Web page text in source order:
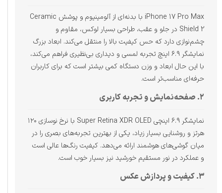
iPhone 17 Pro Max با بدنه‌ای از آلومینیوم و پوشش Ceramic
Shield 2 در جلو و عقب، طراحی بسیار لوکس، مقاوم و
چشم‌نوازی دارد که حس کیفیت بالا را منتقل می‌کند. ابعاد بزرگ
نمایشگر ۶.۹ اینچ تجربه لمسی و دیداری بی‌نظیری فراهم می‌کند،
با این حال ابعاد و وزن دستگاه کمی بیشتر است که برای کاربران
حرفه‌ای مناسب‌تر است.
۲. صفحه‌نمایش و تجربه کاربری
نمایشگر ۶.۹ اینچی Super Retina XDR OLED با نرخ نوسازی ۱۲۰
هرتز و روشنایی بسیار زیاد، یکی از بهترین تجربه‌های بصری را در
میان گوشی‌های هوشمند ارائه می‌دهد. کیفیت رنگ‌ها عالی است
و عملکرد در نور مستقیم خورشید نیز بسیار خوب است.
۳. کیفیت و پردازش عکس